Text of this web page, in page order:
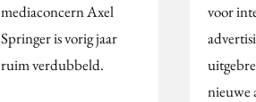
mediaconcern Axel
Springer is vorig jaar
ruim verdubbeld.
voor
nieuwe